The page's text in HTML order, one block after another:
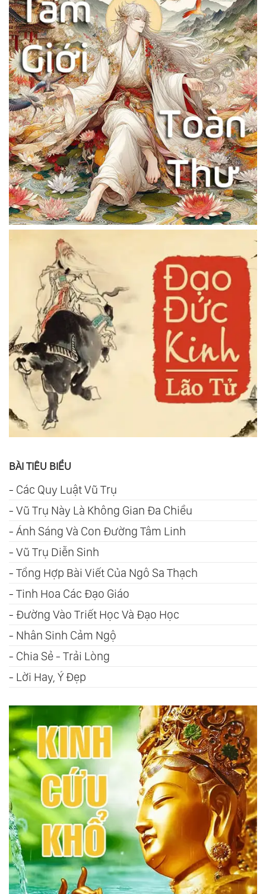
BÀI TIÊU BIỂU
- Các Quy Luật Vũ Trụ
- Vũ Trụ Này Là Không Gian Đa Chiều
- Ánh Sáng Và Con Đường Tâm Linh
- Vũ Trụ Diễn Sinh
- Tổng Hợp Bài Viết Của Ngô Sa Thạch
- Tinh Hoa Các Đạo Giáo
- Đường Vào Triết Học Và Đạo Học
- Nhân Sinh Cảm Ngộ
- Chia Sẻ - Trải Lòng
- Lời Hay, Ý Đẹp